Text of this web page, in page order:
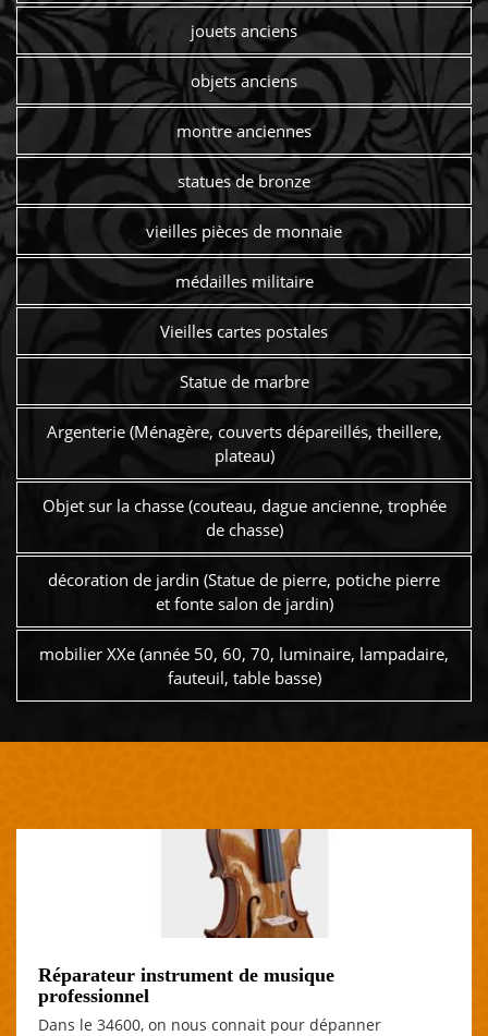
jouets anciens
objets anciens
montre anciennes
statues de bronze
vieilles pièces de monnaie
médailles militaire
Vieilles cartes postales
Statue de marbre
Argenterie (Ménagère, couverts dépareillés, theillere,
plateau)
Objet sur la chasse (couteau, dague ancienne, trophée
de chasse)
décoration de jardin (Statue de pierre, potiche pierre
et fonte salon de jardin)
mobilier XXe (année 50, 60, 70, luminaire, lampadaire,
fauteuil, table basse)
Réparateur instrument de musique
professionnel
Dans le 34600, on nous connait pour dépanner